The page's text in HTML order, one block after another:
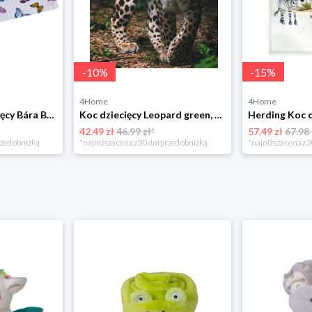
Bellatex Koc dziecięcy Bára Butterfly różowy, 75 x 100 cm
obniżką
-10%
4Home
Koc dziecięcy Leopard green, 120 x 150 cm Jerry Fabrics
42.49 zł46.99 zł*
*najniższa cena z 30 dni przed obniżką
-15%
4Home
57.49 zł67.98
*najniższa cena z